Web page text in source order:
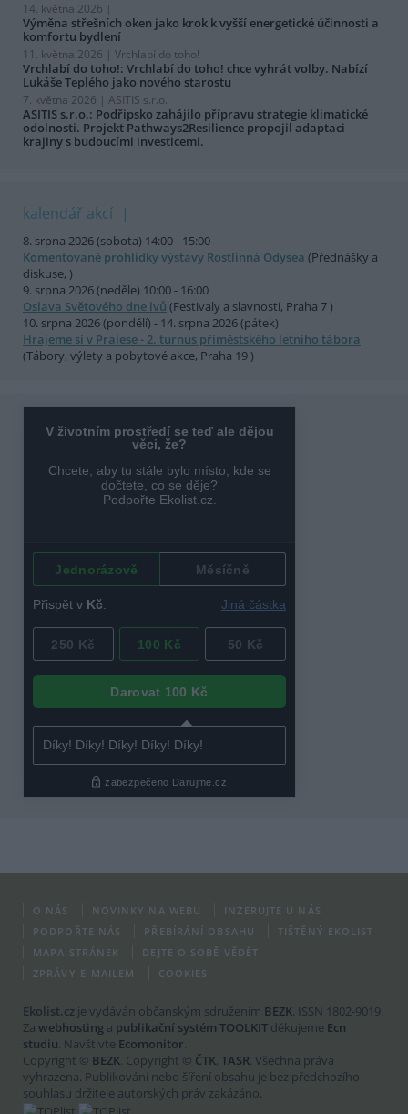
14. května 2026 |
Výměna střešních oken jako krok k vyšší energetické účinnosti a
komfortu bydlení
11. května 2026 | Vrchlabí do toho!
Vrchlabí do toho!: Vrchlabí do toho! chce vyhrát volby. Nabízí
Lukáše Teplého jako nového starostu
7. května 2026 | ASITIS s.r.o.
ASITIS s.r.o.: Podřipsko zahájilo přípravu strategie klimatické
odolnosti. Projekt Pathways2Resilience propojil adaptaci
krajiny s budoucími investicemi.
kalendář akcí
8. srpna 2026 (sobota) 14:00 - 15:00
Komentované prohlídky výstavy Rostlinná Odysea (Přednášky a
diskuse, )
9. srpna 2026 (neděle) 10:00 - 16:00
Oslava Světového dne lvů (Festivaly a slavnosti, Praha 7 )
10. srpna 2026 (pondělí) - 14. srpna 2026 (pátek)
Hrajeme si v Pralese - 2. turnus příměstského letního tábora
(Tábory, výlety a pobytové akce, Praha 19 )
O NÁS NOVINKY NA WEBU
INZERUJTE U NÁS
PODPOŘTE NÁS
PŘEBÍRÁNÍ OBSAHU
TIŠTĚNÝ EKOLIST
MAPA STRÁNEK
DEJTE O SOBĚ VĚDĚT
ZPRÁVY E-MAILEM
COOKIES
Ekolist.cz je vydáván občanským sdružením BEZK. ISSN 1802-9019.
Za webhosting a publikační systém TOOLKIT děkujeme Ecn
studiu. Navštivte Ecomonitor.
Copyright © BEZK. Copyright © ČTK, TASR. Všechna práva
vyhrazena. Publikování nebo šíření obsahu je bez předchozího
souhlasu držitele autorských práv zakázáno.